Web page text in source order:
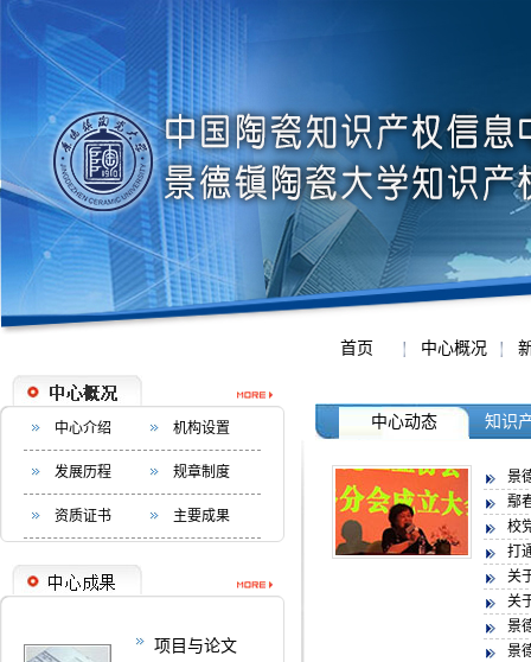
首页 中心概况
中心介绍 机构设置
发展历程 规章制度
资质证书 主要成果
项目与论文
中心动态 知识
景
鄢
校
打
关
关
景
景